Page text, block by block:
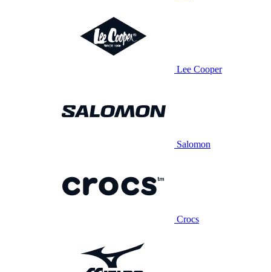
Lee Cooper
Salomon
Crocs